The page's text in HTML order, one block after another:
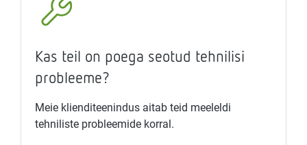
Kas teil on poega seotud tehnilisi
probleeme?
Meie klienditeenindus aitab teid meeleldi
tehniliste probleemide korral.